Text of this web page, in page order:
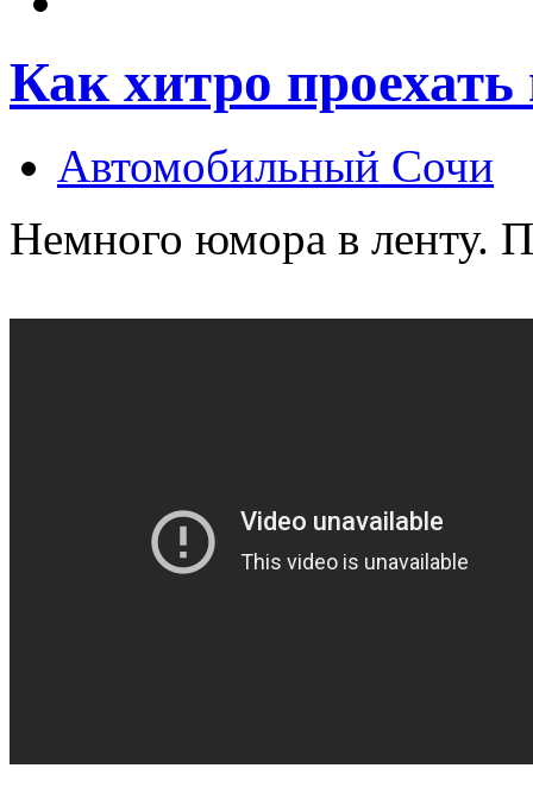
Как хитро
Автомобильный Сочи
Немного юмора в ленту.